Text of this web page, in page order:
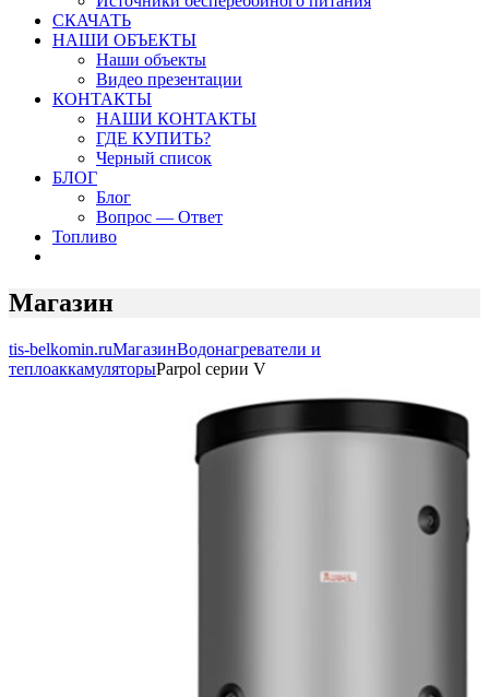
СКАЧАТЬ
НАШИ ОБЪЕКТЫ
Наши объекты
Видео презентации
КОНТАКТЫ
НАШИ КОНТАКТЫ
ГДЕ КУПИТЬ?
Черный список
БЛОГ
Блог
Вопрос — Ответ
Топливо
Магазин
tis-belkomin.ruМагазинВодонагреватели и
теплоаккамуляторыParpol серии V